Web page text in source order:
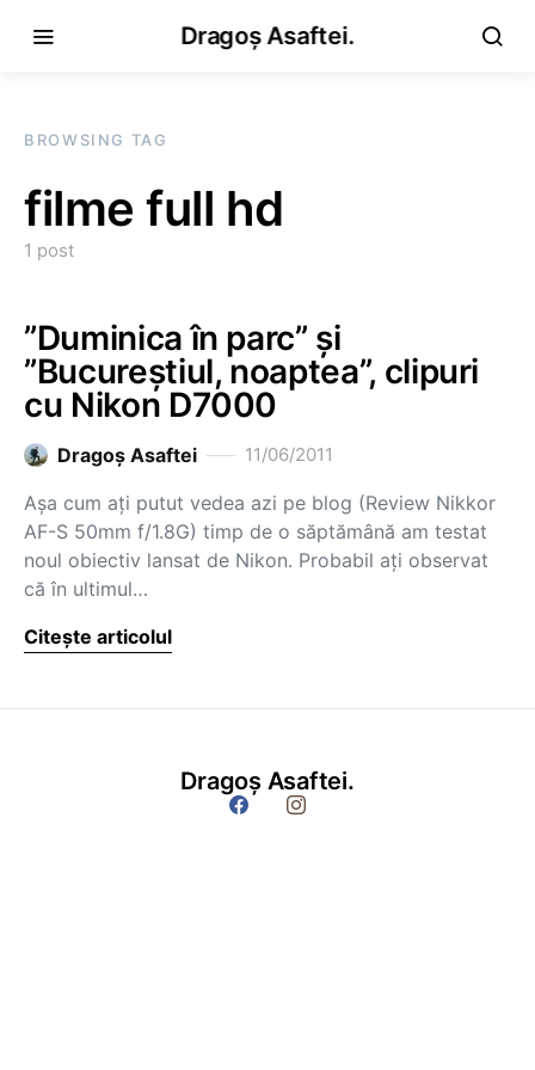
Dragoș Asaftei.
BROWSING TAG
filme full hd
1 post
”Duminica în parc” și
”Bucureștiul, noaptea”, clipuri
cu Nikon D7000
Dragoş Asaftei 11/06/2011
Așa cum ați putut vedea azi pe blog (Review Nikkor
AF-S 50mm f/1.8G) timp de o săptămână am testat
noul obiectiv lansat de Nikon. Probabil ați observat
că în ultimul…
Citește articolul
Dragoș Asaftei.